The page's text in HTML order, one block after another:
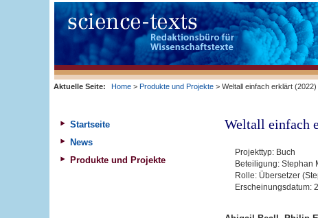
Aktuelle Seite: Home > Produkte und Projekte > Weltall einfach erklärt (2022)
Weltall einfach
Projekttyp: Buch
Beteiligung: Stephan
Rolle: Übersetzer
Erscheinungsdatum:
Startseite
News
Produkte und Projekte